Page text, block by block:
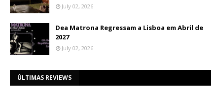
July 02, 2026
Dea Matrona Regressam a Lisboa em Abril de
2027
July 02, 2026
ÚLTIMAS REVIEWS